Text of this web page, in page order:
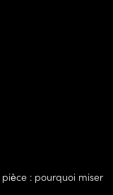
: pourquoi miser